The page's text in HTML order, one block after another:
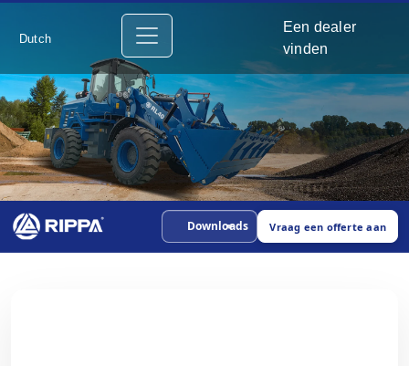
Dutch
Een dealer
vinden
Downloads Vraag een offerte aan